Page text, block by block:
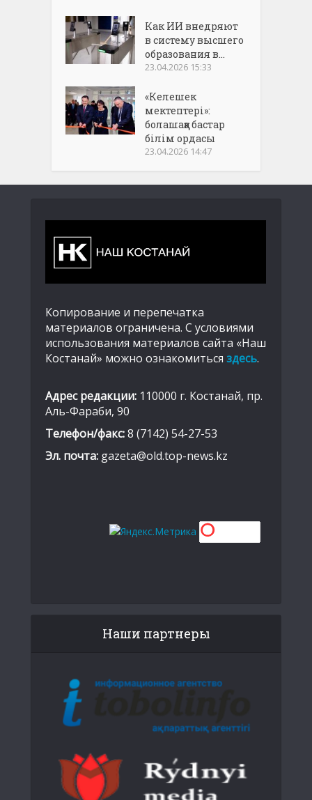
Как ИИ внедряют
в систему высшего
образования в...
23.04.2026 15:33
«Келешек
мектептері»:
болашаққа бастар
білім ордасы
23.04.2026 14:47
Копирование и перепечатка
материалов ограничена. С условиями
использования материалов сайта «Наш
Костанай» можно ознакомиться здесь.
Адрес редакции: 110000 г. Костанай, пр.
Аль-Фараби, 90
Телефон/факс:8 (7142) 54-27-53
Эл. почта: gazeta@old.top-news.kz
Наши партнеры